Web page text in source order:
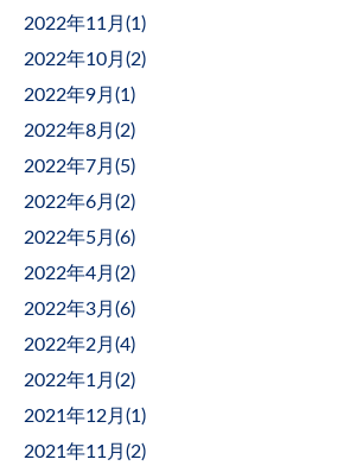
2022年11月(1)
2022年10月(2)
2022年9月(1)
2022年8月(2)
2022年7月(5)
2022年6月(2)
2022年5月(6)
2022年4月(2)
2022年3月(6)
2022年2月(4)
2022年1月(2)
2021年12月(1)
2021年11月(2)